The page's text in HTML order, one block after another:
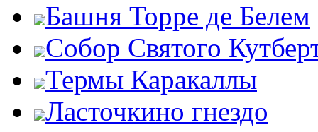
Башня Торре де Белем
Собор Святого
Термы Каракаллы
Ласточкино гнездо